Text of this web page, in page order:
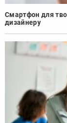
Смартфон для
дизайнеру